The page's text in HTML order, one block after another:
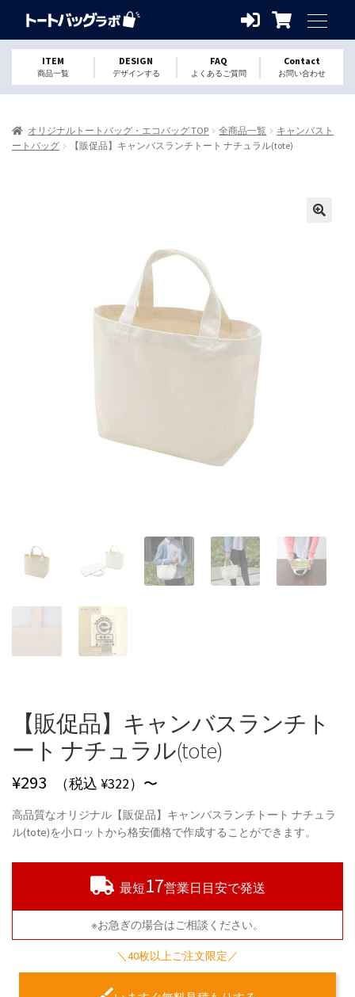
ITEM
商品一覧
DESIGN
デザインする
FAQ
よくあるご質問
Contact
お問い合わせ
オリジナルトートバッグ・エコバッグ TOP 全商品一覧
キャンバスト
ートバッグ
【販促品】キャンバスランチトート ナチュラル(tote)
【販促品】キャンバスランチト
ート ナチュラル(tote)
¥293 （税込 ¥322）〜
高品質なオリジナル【販促品】キャンバスランチトート ナチュラ
ル(tote)を小ロットから格安価格で作成することができます。
最短17営業日目安で発送
※お急ぎの場合はご相談ください。
＼40枚以上ご注文限定／